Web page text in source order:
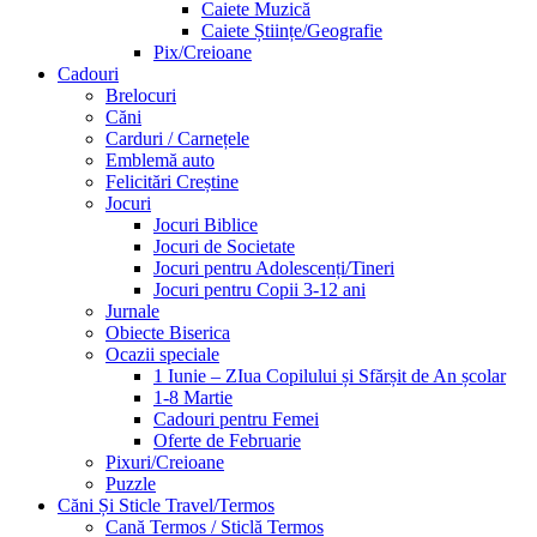
Caiete Muzică
Caiete Științe/Geografie
Pix/Creioane
Cadouri
Brelocuri
Căni
Carduri / Carnețele
Emblemă auto
Felicitări Creștine
Jocuri
Jocuri Biblice
Jocuri de Societate
Jocuri pentru Adolescenți/Tineri
Jocuri pentru Copii 3-12 ani
Jurnale
Obiecte Biserica
Ocazii speciale
1 Iunie – ZIua Copilului și Sfărșit de An școlar
1-8 Martie
Cadouri pentru Femei
Oferte de Februarie
Pixuri/Creioane
Puzzle
Căni Și Sticle Travel/Termos
Cană Termos / Sticlă Termos